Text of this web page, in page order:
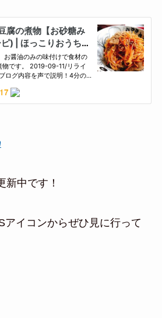
新中です！
アイコンからぜひ見に行って